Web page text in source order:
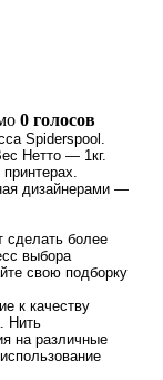
0 голосов
Spiderspool.
Нетто — 1кг.
дизайнерами —
сделать более
выбора
свою подборку
к качеству
Нить
на различные